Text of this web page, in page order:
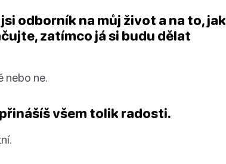
odborník na můj život a na to, jak
zatímco já si budu dělat
nebo ne.
všem tolik radosti.